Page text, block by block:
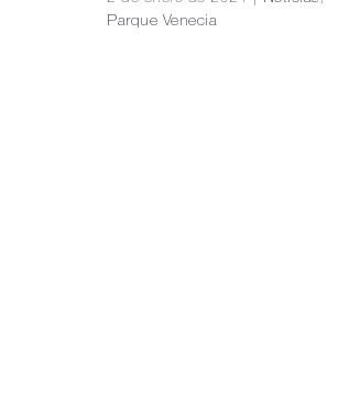
Parque Venecia